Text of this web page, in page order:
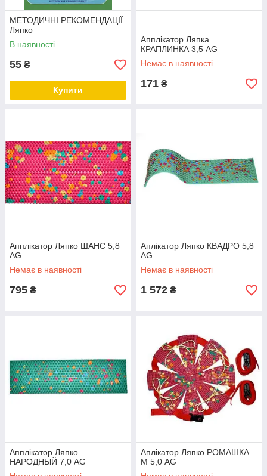
МЕТОДИЧНІ РЕКОМЕНДАЦІЇ
Ляпко
В наявності
55 ₴
Купити
Апплікатор Ляпка
КРАПЛИНКА 3,5 AG
Немає в наявності
171 ₴
Апплікатор Ляпко ШАНС 5,8
AG
Немає в наявності
795 ₴
Аплікатор Ляпко КВАДРО 5,8
AG
Немає в наявності
1 572 ₴
Апплікатор Ляпко
НАРОДНЫЙ 7,0 AG
Аплікатор Ляпко РОМАШКА
М 5,0 AG